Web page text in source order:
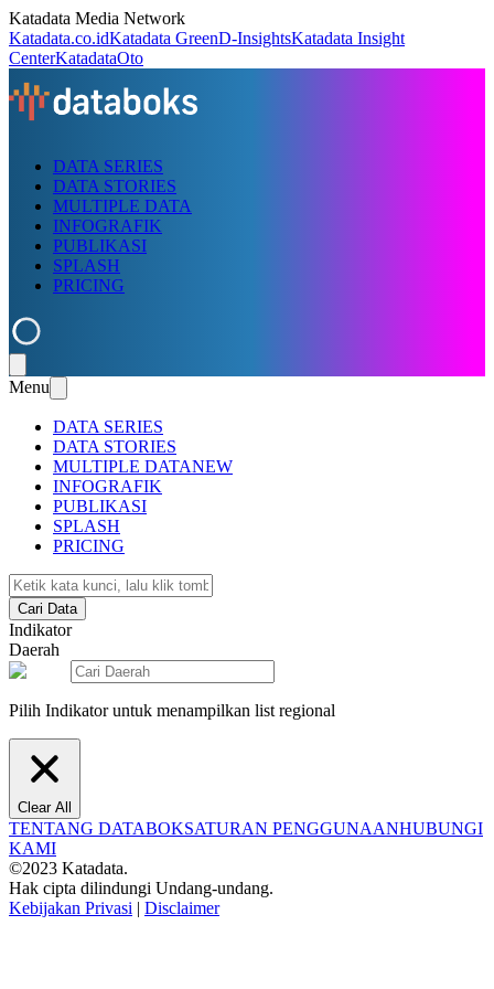
Katadata Media Network
Katadata.co.idKatadata GreenD-InsightsKatadata Insight
CenterKatadataOto
DATA SERIES
DATA STORIES
MULTIPLE DATA
INFOGRAFIK
PUBLIKASI
SPLASH
PRICING
Menu
DATA SERIES
DATA STORIES
MULTIPLE DATANEW
INFOGRAFIK
PUBLIKASI
SPLASH
PRICING
Cari Data
Indikator
Daerah
Pilih Indikator untuk menampilkan list regional
Clear All
TENTANG DATABOKSATURAN PENGGUNAANHUBUNGI
KAMI
©2023 Katadata.
Hak cipta dilindungi Undang-undang.
Kebijakan Privasi | Disclaimer